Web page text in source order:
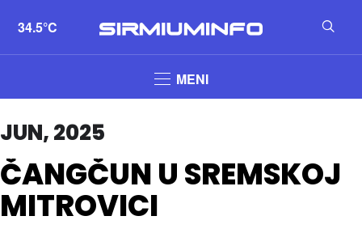
34.5°C
MENI
JUN, 2025
ČANGČUN U SREMSKOJ
MITROVICI